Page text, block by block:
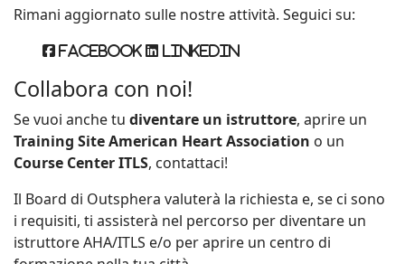
Rimani aggiornato sulle nostre attività. Seguici su:
Facebook Linkedin
Collabora con noi!
Se vuoi anche tu diventare un istruttore, aprire un
Training Site American Heart Association o un
Course Center ITLS, contattaci!
Il Board di Outsphera valuterà la richiesta e, se ci sono
i requisiti, ti assisterà nel percorso per diventare un
istruttore AHA/ITLS e/o per aprire un centro di